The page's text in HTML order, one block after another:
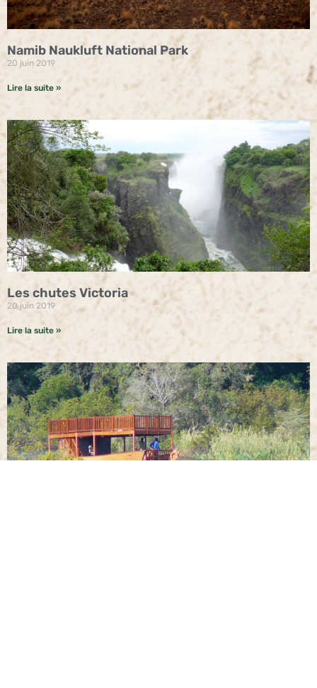
Namib Naukluft National Park
20 juin 2019
Lire la suite »
Les chutes Victoria
20 juin 2019
Lire la suite »